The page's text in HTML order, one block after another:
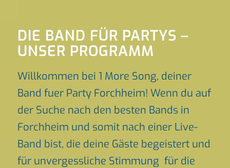
DIE BAND FÜR PARTYS –
UNSER PROGRAMM
Willkommen bei 1 More Song, deiner
Band fuer Party Forchheim! Wenn du auf
der Suche nach den besten Bands in
Forchheim und somit nach einer Live-
Band bist, die deine Gäste begeistert und
für unvergessliche Stimmung für die